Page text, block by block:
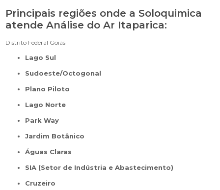
Principais regiões onde a Soloquimica
atende Análise do Ar Itaparica:
Distrito Federal Goiás
Lago Sul
Sudoeste/Octogonal
Plano Piloto
Lago Norte
Park Way
Jardim Botânico
Águas Claras
SIA (Setor de Indústria e Abastecimento)
Cruzeiro